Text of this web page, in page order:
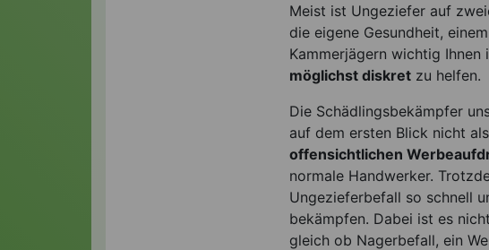
Meist ist Ungeziefer auf
die eigene Gesundheit,
Kammerjägern wichtig
möglichst diskretzu helfen.
Die Schädlingsbekämpfer
auf dem ersten Blick nicht
offensichtlichen
normale Handwerker.
Ungezieferbefall so schnell
bekämpfen. Dabei ist es
gleich ob Nagerbefall, ein